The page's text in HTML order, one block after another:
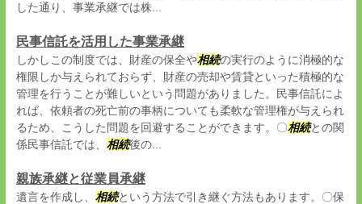
した通り、事業承継では株...
民事信託を活用した事業承継
しかしこの制度では、財産の保全や相続の実行のように消極的な
権限しか与えられておらず、財産の売却や賃貸といった積極的な
管理を行うことが難しいという問題がありました。民事信託によ
れば、依頼者の死亡前の事柄についても柔軟な管理権が与えられ
るため、こうした問題を回避することができます。〇相続との関
係民事信託では、 相続後の...
親族承継と従業員承継
遺言を作成し、 相続という方法で引き継ぐ方法もあります。〇保